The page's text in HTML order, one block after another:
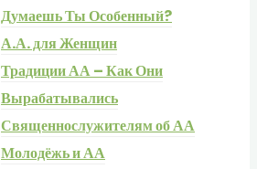
Думаешь Ты Особенный?
А.А. для Женщин
Традиции АА – Как Они
Вырабатывались
Священнослужителям об АА
Молодёжь и АА